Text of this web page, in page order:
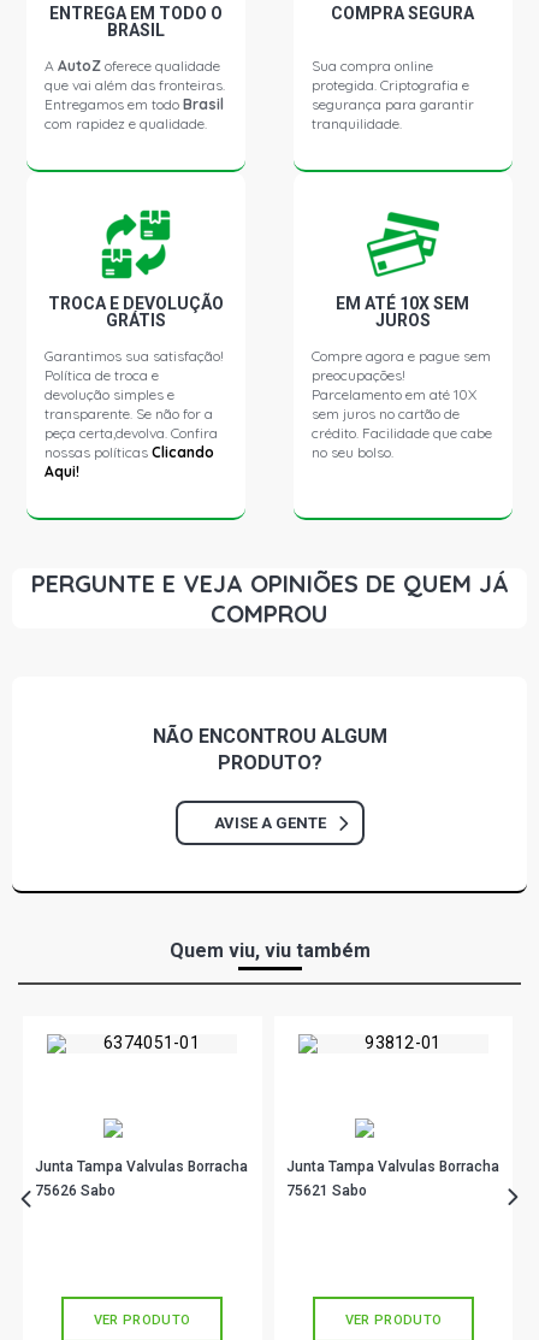
ENTREGA EM TODO O
BRASIL
AAutoZ oferece qualidade
que vai além das fronteiras.
Entregamos em todoBrasil
com rapidez e qualidade.
COMPRA SEGURA
Sua compra online
protegida. Criptografia e
segurança para garantir
tranquilidade.
TROCA E DEVOLUÇÃO
GRÁTIS
Garantimos sua satisfação!
Política de troca e
devolução simples e
transparente. Se não for a
peça certa,devolva. Confira
nossas políticasClicando
Aqui!
EM ATÉ 10X SEM
JUROS
Compre agora e pague sem
preocupações!
Parcelamento em até 10X
sem juros no cartão de
crédito. Facilidade que cabe
no seu bolso.
PERGUNTE E VEJA OPINIÕES DE QUEM JÁ
COMPROU
NÃO ENCONTROU ALGUM
PRODUTO?
AVISE A GENTE
Quem viu, viu também
Junta Tampa Valvulas Borracha
75626 Sabo
VER PRODUTO
Junta Tampa Valvulas Borracha
75621 Sabo
VER PRODUTO